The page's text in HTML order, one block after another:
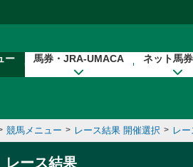
ー 馬券・JRA-UMACA ネット馬
競馬メニュー > レース結果 開催選択 > レ
レース結果